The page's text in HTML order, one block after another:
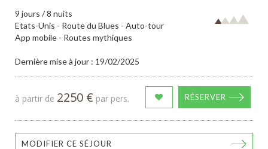
9 jours / 8 nuits
Etats-Unis - Route du Blues - Auto-tour
App mobile - Routes mythiques
Dernière mise à jour : 19/02/2025
à partir de 2250 € par pers. RÉSERVER
MODIFIER CE SÉJOUR